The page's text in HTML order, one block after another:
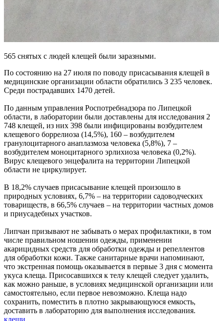
565 снятых с людей клещей были заразными.
По состоянию на 27 июля по поводу присасывания клещей в
медицинские организации области обратились 3 235 человек.
Среди пострадавших 1470 детей.
По данным управления Роспотребнадзора по Липецкой
области, в лаборатории были доставлены для исследования 2
748 клещей, из них 398 были инфицированы возбудителем
клещевого боррелиоза (14,5%), 160 – возбудителем
гранулоцитарного анаплазмоза человека (5,8%), 7 –
возбудителем моноцитарного эрлихиоза человека (0,2%).
Вирус клещевого энцефалита на территории Липецкой
области не циркулирует.
В 18,2% случаев присасывание клещей произошло в
природных условиях, 6,7% – на территории садоводческих
товариществ, в 66,5% случаев – на территории частных домов
и приусадебных участков.
Липчан призывают не забывать о мерах профилактики, в том
числе правильном ношении одежды, применении
акарицидных средств для обработки одежды и репеллентов
для обработки кожи. Также санитарные врачи напоминают,
что экстренная помощь оказывается в первые 3 дня с момента
укуса клеща. Присосавшихся к телу клещей следует удалить,
как можно раньше, в условиях медицинской организации или
самостоятельно, если первое невозможно. Клеща надо
сохранить, поместить в плотно закрывающуюся емкость,
доставить в лабораторию для выполнения исследования.
клещи